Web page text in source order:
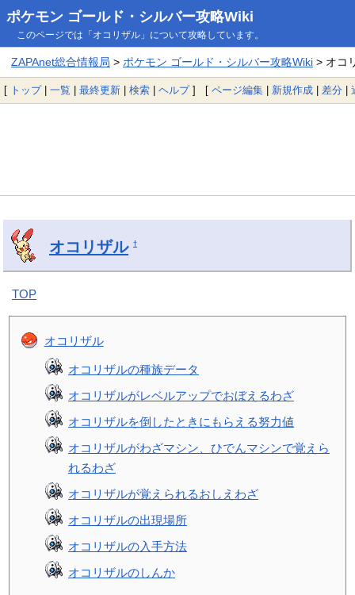
ポケモン ゴールド・シルバー攻略Wiki
このページでは「オコリザル」について攻略しています。
ZAPAnet総合情報局 > ポケモン ゴールド・シルバー攻略Wiki> オコ
[ トップ| 一覧 | 最終更新 | 検索 | ヘルプ] [ ページ編集 | 新規作成 | 差分 |
オコリザル †
TOP
オコリザル
オコリザルの種族データ
オコリザルがレベルアップでおぼえるわざ
オコリザルを倒したときにもらえる努力値
オコリザルがわざマシン、ひでんマシンで覚えら
れるわざ
オコリザルが覚えられるおしえわざ
オコリザルの出現場所
オコリザルの入手方法
オコリザルのしんか